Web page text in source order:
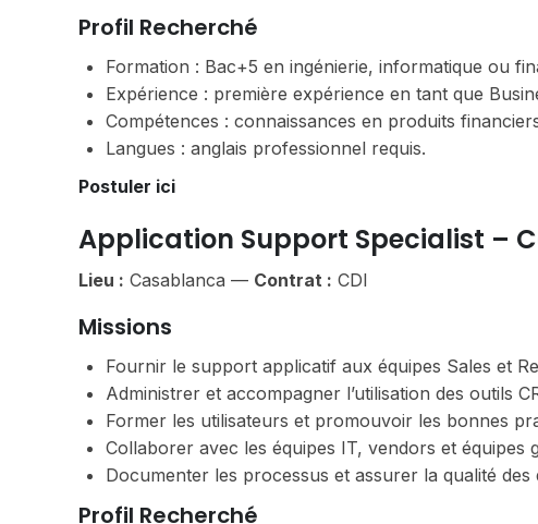
Profil Recherché
Formation : Bac+5 en ingénierie, informatique ou
Expérience : première expérience en tant que
Compétences : connaissances en produits
Langues : anglais professionnel requis.
Postuler ici
Application Support Specialist –
Lieu : Casablanca — Contrat : CDI
Missions
Fournir le support applicatif aux équipes Sales et
Administrer et accompagner l’utilisation des outils
Former les utilisateurs et promouvoir les bonnes
Collaborer avec les équipes IT, vendors et équipes
Documenter les processus et assurer la qualité des
Profil Recherché